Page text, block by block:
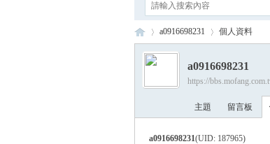
›
a0916698231 個人資料
a0916698231
https://
主題 留言板
a0916698231(UID: 187965)